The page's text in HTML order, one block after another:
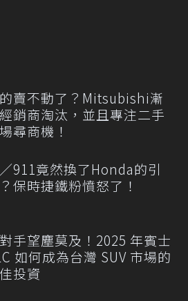
賣不動了？Mitsubishi漸
銷商淘汰，並且專注二手
尋商機！
911竟然換了Honda的引
保時捷鐵粉憤怒了！
手望塵莫及！2025 年賓士
如何成為台灣 SUV 市場的
投資